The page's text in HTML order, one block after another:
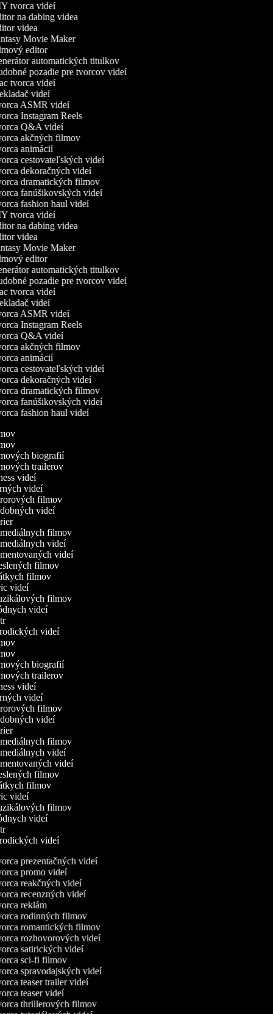
tvorca videí
na dabing videa
videa
Movie Maker
editor
automatických titulkov
pozadie pre tvorcov videí
tvorca videí
videí
ASMR videí
Instagram Reels
Q&A videí
akčných filmov
animácií
cestovateľských videí
dekoračných videí
dramatických filmov
fanúšikovských videí
fashion haul videí
tvorca videí
na dabing videa
videa
Movie Maker
editor
automatických titulkov
pozadie pre tvorcov videí
tvorca videí
videí
ASMR videí
Instagram Reels
Q&A videí
akčných filmov
animácií
cestovateľských videí
dekoračných videí
dramatických filmov
fanúšikovských videí
fashion haul videí
biografií
trailerov
videí
videí
filmov
videí
filmov
videí
videí
filmov
filmov
videí
filmov
videí
videí
biografií
trailerov
videí
videí
filmov
videí
filmov
videí
videí
filmov
filmov
videí
filmov
videí
videí
prezentačných videí
promo videí
reakčných videí
recenzných videí
reklám
rodinných filmov
romantických filmov
rozhovorových videí
satirických videí
sci-fi filmov
spravodajských videí
teaser trailer videí
teaser videí
thrillerových filmov